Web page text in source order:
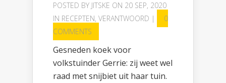
POSTED BY JITSKE ON 20 SEP, 2020
IN RECEPTEN, VERANTWOORD |
0
COMMENTS
Gesneden koek voor
volkstuinder Gerrie: zij weet wel
raad met snijbiet uit haar tuin.